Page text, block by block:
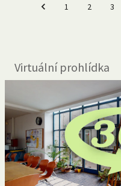
1 2 3
Virtuální prohlídka